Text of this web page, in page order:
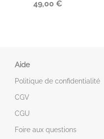
49,00 €
Aide
Politique de confidentialité
CGV
CGU
Foire aux questions